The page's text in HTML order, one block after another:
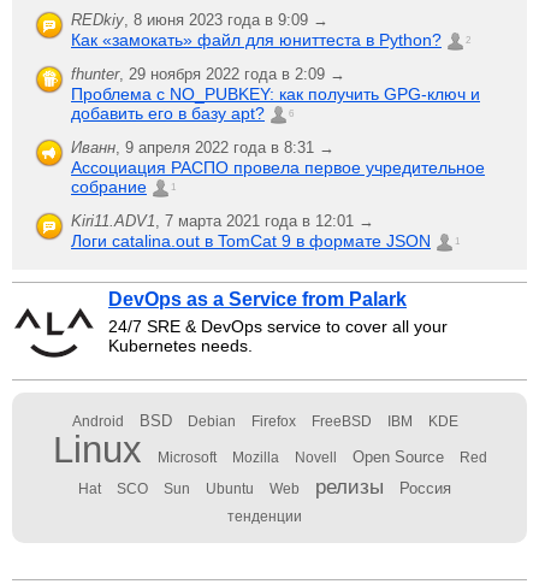
REDkiy, 8 июня 2023 года в 9:09 →
Как «замокать» файл для юниттеста в Python? 2
fhunter, 29 ноября 2022 года в 2:09 →
Проблема с NO_PUBKEY: как получить GPG-ключ и
добавить его в базу apt?
6
Иванн, 9 апреля 2022 года в 8:31 →
Ассоциация РАСПО провела первое учредительное
собрание
1
Kiri11.ADV1, 7 марта 2021 года в 12:01 →
Логи catalina.out в TomCat 9 в формате JSON 1
DevOps as a Service from Palark
24/7 SRE & DevOps service to cover all your
Kubernetes needs.
Android BSD Debian Firefox FreeBSD IBM KDE
Linux Microsoft Mozilla Novell Open Source Red
Hat SCO Sun Ubuntu Web релизы Россия
тенденции